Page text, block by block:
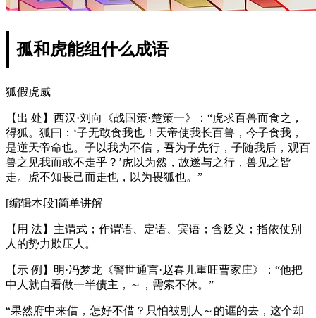
孤和虎能组什么成语
狐假虎威
【出 处】西汉·刘向《战国策·楚策一》：“虎求百兽而食之，
得狐。狐曰：‘子无敢食我也！天帝使我长百兽，今子食我，
是逆天帝命也。子以我为不信，吾为子先行，子随我后，观百
兽之见我而敢不走乎？’虎以为然，故遂与之行，兽见之皆
走。虎不知畏己而走也，以为畏狐也。”
[编辑本段]简单讲解
【用 法】主谓式；作谓语、定语、宾语；含贬义；指依仗别
人的势力欺压人。
【示 例】明·冯梦龙《警世通言·赵春儿重旺曹家庄》：“他把
中人就自看做一半债主，～，需索不休。”
“果然府中来借，怎好不借？只怕被别人～的诓的去，这个却